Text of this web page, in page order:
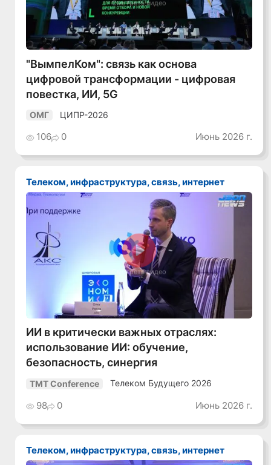
Смотреть видео
"ВымпелКом": связь как основа
цифровой трансформации - цифровая
повестка, ИИ, 5G
ОМГ ЦИПР-2026
106 0 Июнь 2026 г.
Телеком, инфраструктура, связь, интернет
Смотреть видео
ИИ в критически важных отраслях:
использование ИИ: обучение,
безопасность, синергия
TMT Conference Телеком Будущего 2026
98 0 Июнь 2026 г.
Телеком, инфраструктура, связь, интернет